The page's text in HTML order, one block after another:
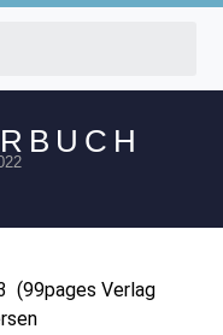
(99pages Verlag